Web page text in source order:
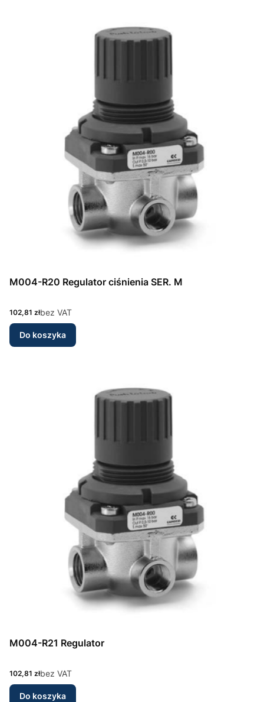
M004-R20 Regulator ciśnienia SER. M
Cena
102,81 złbez VAT
Do koszyka
M004-R21 Regulator
Cena
102,81 złbez VAT
Do koszyka